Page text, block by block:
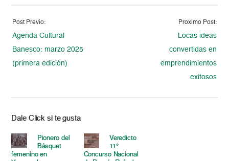
Post Previo:
Agenda Cultural
Banesco: marzo 2025
(primera edición)
Proximo Post:
Locas ideas
convertidas en
emprendimientos
exitosos
Dale Click si te gusta
Pionero del
Básquet
femenino en
Veredicto
11°
Concurso Nacional